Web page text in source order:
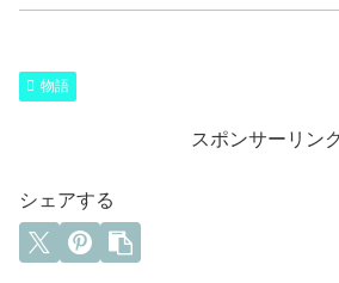
物語
スポンサーリンク
シェアする